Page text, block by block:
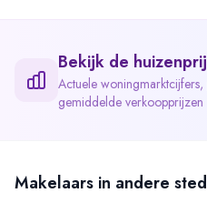
Bekijk de
Actuele
gemiddelde verkoopprijzen
Makelaars in andere